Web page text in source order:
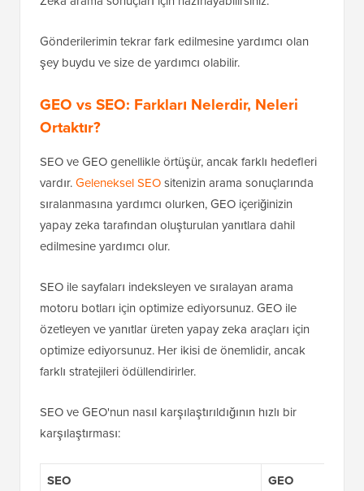
Gönderilerimin tekrar fark edilmesine yardımcı olan
şey buydu ve size de yardımcı olabilir.
GEO vs SEO: Farkları Nelerdir, Neleri
Ortaktır?
SEO ve GEO genellikle örtüşür, ancak farklı hedefleri
vardır.Geleneksel SEOsitenizin arama sonuçlarında
sıralanmasına yardımcı olurken, GEO içeriğinizin
yapay zeka tarafından oluşturulan yanıtlara dahil
edilmesine yardımcı olur.
SEO ile sayfaları indeksleyen ve sıralayan arama
motoru botları için optimize ediyorsunuz. GEO ile
özetleyen ve yanıtlar üreten yapay zeka araçları için
optimize ediyorsunuz. Her ikisi de önemlidir, ancak
farklı stratejileri ödüllendirirler.
SEO ve GEO'nun nasıl karşılaştırıldığının hızlı bir
karşılaştırması:
SEO GEO